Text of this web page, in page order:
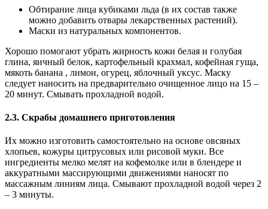
Обтирание лица кубиками льда (в их состав также
можно добавить отвары лекарственных растений).
Маски из натуральных компонентов.
Хорошо помогают убрать жирность кожи белая и голубая
глина, яичный белок, картофельный крахмал, кофейная гуща,
мякоть банана , лимон, огурец, яблочный уксус. Маску
следует наносить на предварительно очищенное лицо на 15 –
20 минут. Смывать прохладной водой.
2.3. Скрабы домашнего приготовления
Их можно изготовить самостоятельно на основе овсяных
хлопьев, кожуры цитрусовых или рисовой муки. Все
ингредиенты мелко мелят на кофемолке или в блендере и
аккуратными массирующими движениями наносят по
массажным линиям лица. Смывают прохладной водой через 2
– 3 минуты.